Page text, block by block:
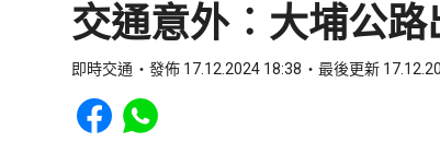
交通意外︰大埔公
即時交通 發佈 17.12.2024 18:38 最後更新
Share to Facebook
Share to WhatsApp